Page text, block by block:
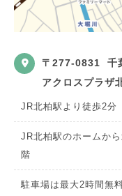
〒277-0831
千
アクロスプラザ
JR北柏駅より徒歩2分
JR北柏駅のホームか
階
駐車場は最大2時間無